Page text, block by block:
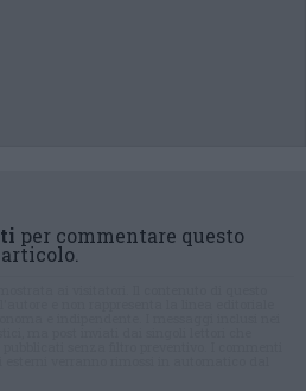
per commentare questo
articolo.